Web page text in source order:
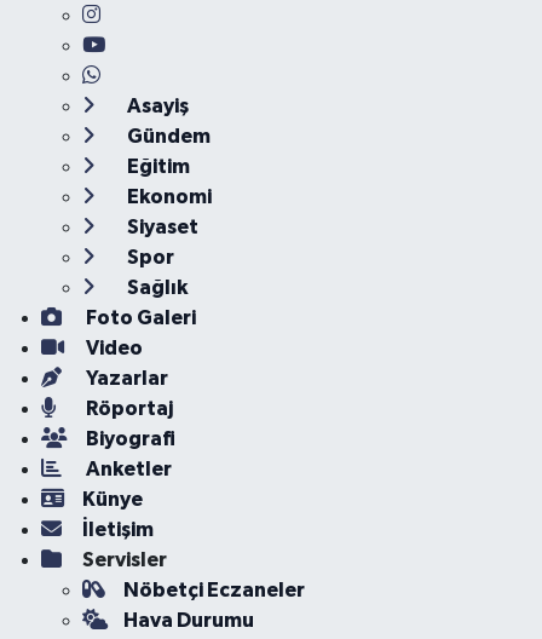
Asayiş
Gündem
Eğitim
Ekonomi
Siyaset
Spor
Sağlık
Foto Galeri
Video
Yazarlar
Röportaj
Biyografi
Anketler
Künye
İletişim
Servisler
Nöbetçi Eczaneler
Hava Durumu